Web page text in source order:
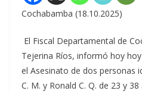
Cochabamba (18.10.2025)
El Fiscal Departamental de
Tejerina Ríos, informó hoy
el Asesinato de dos personas
C. M. y Ronald C. Q. de 23 y